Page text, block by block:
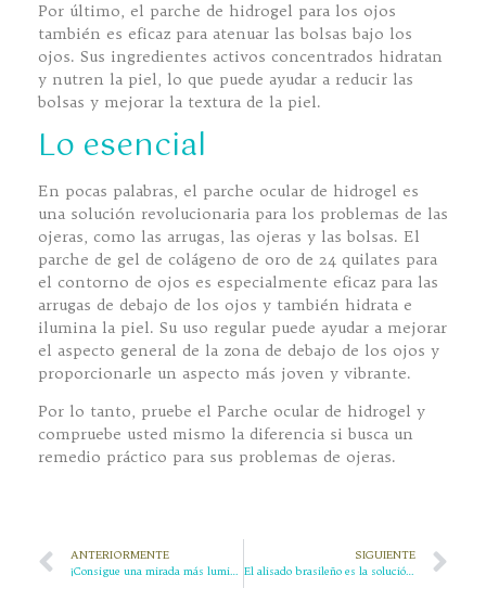
Por último, el parche de hidrogel para los ojos
también es eficaz para atenuar las bolsas bajo los
ojos. Sus ingredientes activos concentrados hidratan
y nutren la piel, lo que puede ayudar a reducir las
bolsas y mejorar la textura de la piel.
Lo esencial
En pocas palabras, el parche ocular de hidrogel es
una solución revolucionaria para los problemas de las
ojeras, como las arrugas, las ojeras y las bolsas. El
parche de gel de colágeno de oro de 24 quilates para
el contorno de ojos es especialmente eficaz para las
arrugas de debajo de los ojos y también hidrata e
ilumina la piel. Su uso regular puede ayudar a mejorar
el aspecto general de la zona de debajo de los ojos y
proporcionarle un aspecto más joven y vibrante.
Por lo tanto, pruebe el Parche ocular de hidrogel y
compruebe usted mismo la diferencia si busca un
remedio práctico para sus problemas de ojeras.
ANTERIORMENTE
¡Consigue una mirada más luminosa con parches oculares de alta calidad!
SIGUIENTE
El alisado brasileño es la solución definitiva para tu pelo encrespado